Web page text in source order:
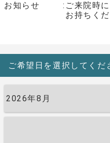
お知らせ
ご来院時
お持ちくだ
ご希望日を選択してくだ